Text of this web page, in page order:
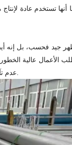
تستخدم عادة
جيد فحسب، بل
الأعمال عالية